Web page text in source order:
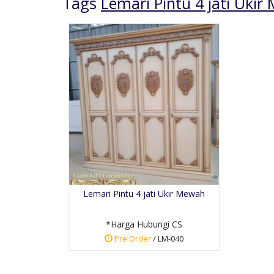
Lemari Pintu 4 jati Ukir Mewah
*Harga Hubungi CS
Pre Order/ LM-040
Kursi Cafe Minimalis
Kayu Jati
*Harga Hubungi CS
Pre Order